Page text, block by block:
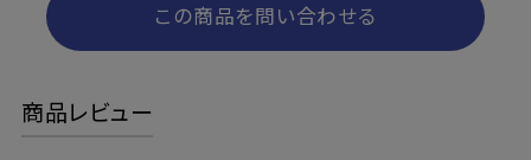
この商品を問い合わせる
商品レビュー